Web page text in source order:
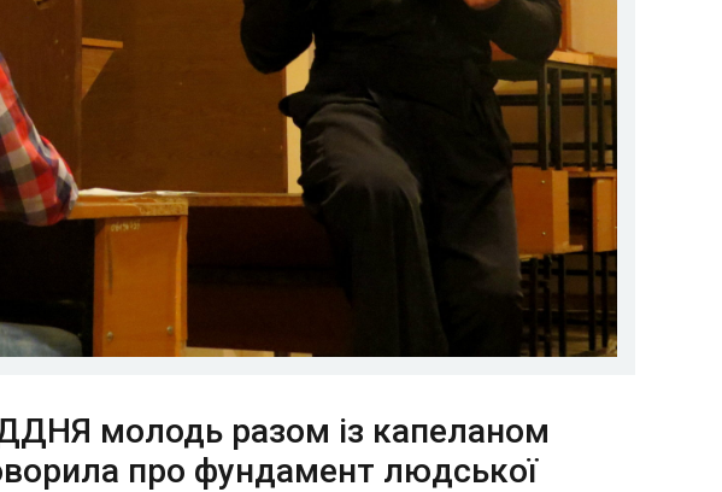
молодь разом із капеланом
про фундамент людської